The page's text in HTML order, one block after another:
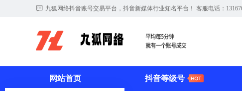
九狐网络抖音账号交易平台，抖音新媒体行业知名平台！ 客服电话：
网站首页 抖音等级号